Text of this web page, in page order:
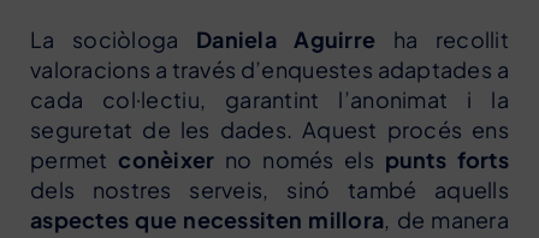
La sociòloga Daniela Aguirre ha recollit
valoracions a través d’enquestes adaptades a
cada col·lectiu, garantint l’anonimat i la
seguretat de les dades. Aquest procés ens
permet conèixer no només els punts forts
dels nostres serveis, sinó també aquells
aspectes que necessiten millora , de manera